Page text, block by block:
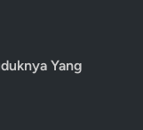
Yang